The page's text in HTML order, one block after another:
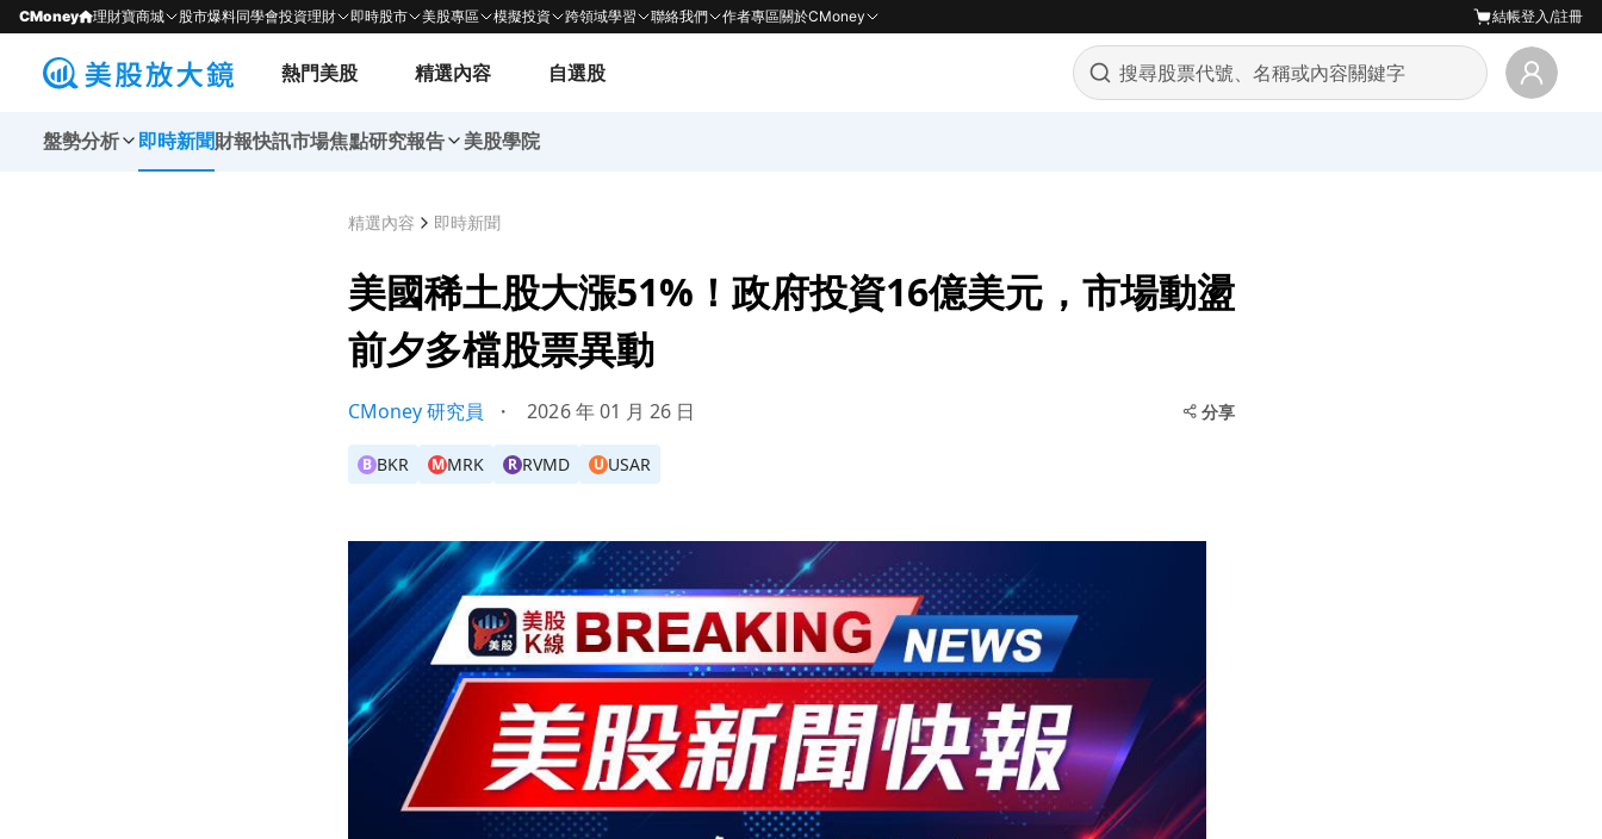
CMoney 理財寶商城 股市爆料同學會投資理財 即時股市 美股專區 模擬投資 跨領域學習 聯絡我們 作者專區關於CMoney 結帳登入/註冊
熱門美股 精選內容 自選股
盤勢分析 即時新聞財報快訊市場焦點研究報告 美股學院
精選內容 即時新聞
美國稀土股大漲51%！政府投資16億美元，市場動盪
前夕多檔股票異動
CMoney 研究員 ・ 2026 年 01 月 26 日 分享
B BKR MMRK R RVMD U USAR